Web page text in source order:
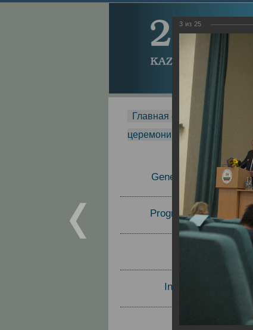
Главная страница
церемонии вручения
General Information
Program Committee
Topics
Invited Speakers
Materials
3 из 25